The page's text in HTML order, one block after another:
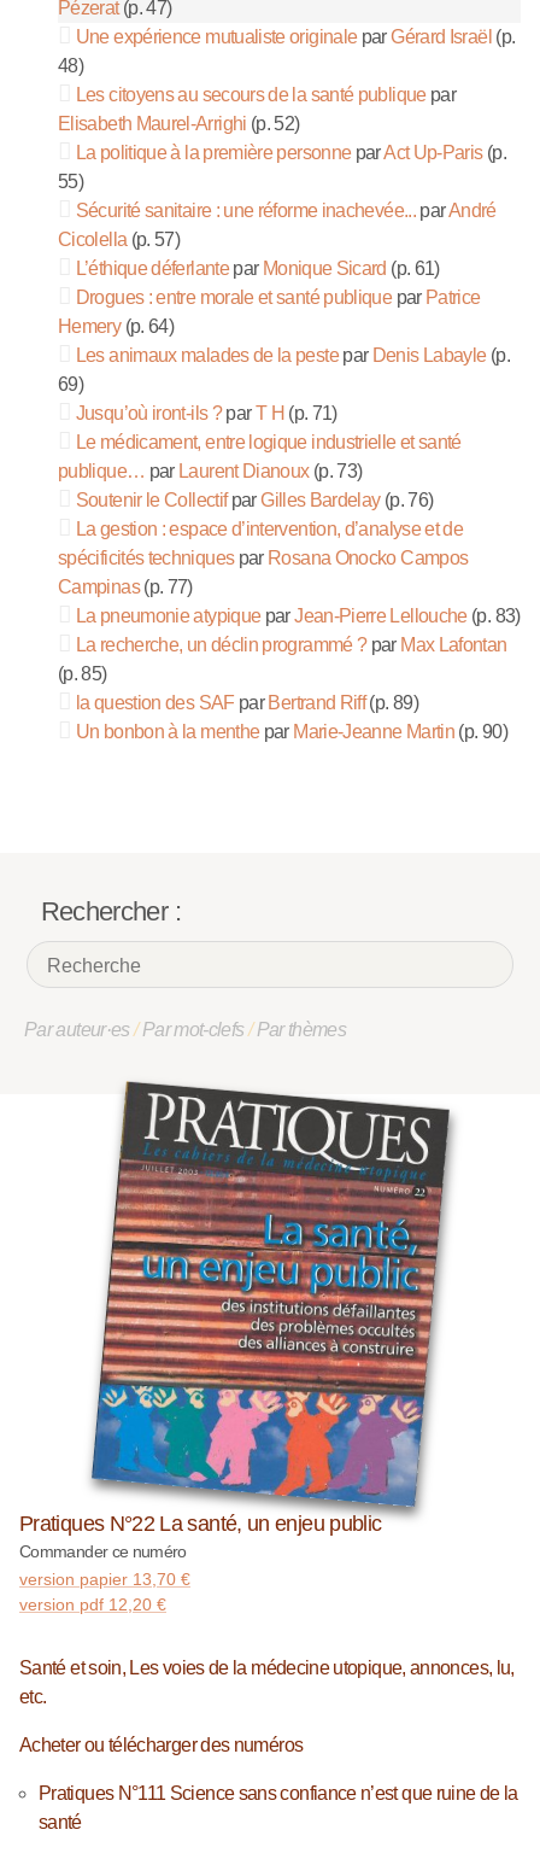
Pézerat(p. 47)
Une expérience mutualiste originale parGérard Israël (p.
48)
Les citoyens au secours de la santé publique par
Elisabeth Maurel-Arrighi (p. 52)
La politique à la première personne parAct Up-Paris(p.
55)
Sécurité sanitaire : une réforme inachevée... parAndré
Cicolella (p. 57)
L’éthique déferlante par Monique Sicard (p. 61)
Drogues : entre morale et santé publique par Patrice
Hemery(p. 64)
Les animaux malades de la peste par Denis Labayle(p.
69)
Jusqu’où iront-ils ? parT H (p. 71)
Le médicament, entre logique industrielle et santé
publique… par Laurent Dianoux(p. 73)
Soutenir le Collectif parGilles Bardelay(p. 76)
La gestion : espace d’intervention, d’analyse et de
spécificités techniques par Rosana Onocko Campos
Campinas(p. 77)
La pneumonie atypique parJean-Pierre Lellouche(p. 83)
La recherche, un déclin programmé ? par Max Lafontan
(p. 85)
la question des SAF par Bertrand Riff(p. 89)
Un bonbon à la menthe par Marie-Jeanne Martin(p. 90)
Rechercher :
Par auteur·es/Par mot-clefs/Par thèmes
Pratiques N°22 La santé, un enjeu public
Commander ce numéro
version papier 13,70 €
version pdf 12,20 €
Santé et soin, Les voies de la médecine utopique, annonces, lu,
etc.
Acheter ou télécharger des numéros
Pratiques N°111 Science sans confiance n’est que ruine de la
santé